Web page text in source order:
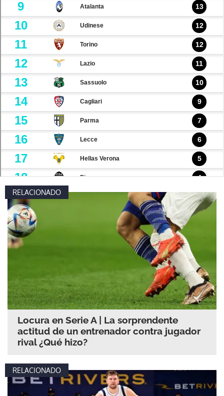
RELACIONADO
Locura en Serie A | La sorprendente
actitud de un entrenador contra jugador
rival ¿Qué hizo?
RELACIONADO